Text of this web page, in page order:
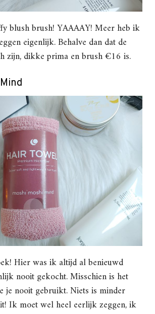
blush brush! YAAAAY! Meer heb ik
eigenlijk. Behalve dan dat de
zijn, dikke prima en brush €16 is.
Hier was ik altijd al benieuwd
nooit gekocht. Misschien is het
je nooit gebruikt. Niets is minder
Ik moet wel heel eerlijk zeggen, ik